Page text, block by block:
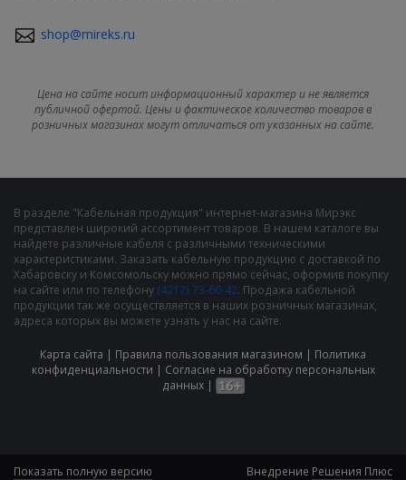
shop@mireks.ru
Цена на сайте носит информационный характер и не является
публичной офертой. Цены и фактическое количество товаров в
розничных магазинах могут отличаться от указанных на сайте.
В разделе "Кабельная продукция" интернет-магазина Мирэкс
представлен широкий ассортимент товаров. В нашем каталоге вы
найдете различные кабеля с различными техническими
характеристиками. Заказать кабельную продукцию с доставкой по
Хабаровску и Комсомольску можно прямо сейчас, оформив покупку
на сайте или по телефону (4212) 73-60-42. Продажа кабельной
продукции так же осуществляется в наших розничных магазинах,
адреса которых вы можете узнать у нас на сайте.
Карта сайта | Правила пользования магазином | Политика
конфиденциальности | Cогласие на обработку персональных
данных|
Показать полную версию
Внедрение Решения Плюс